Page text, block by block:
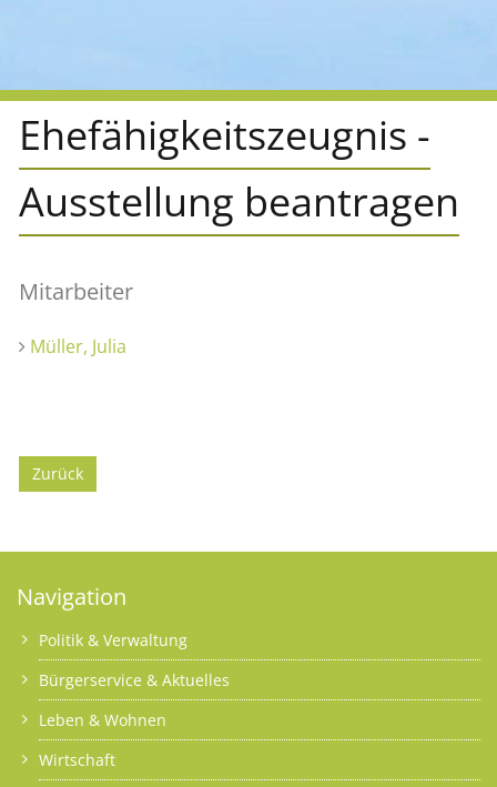
Ehefähigkeitszeugnis -
Ausstellung beantragen
Mitarbeiter
Müller, Julia
Zurück
Navigation
Politik & Verwaltung
Bürgerservice & Aktuelles
Leben & Wohnen
Wirtschaft